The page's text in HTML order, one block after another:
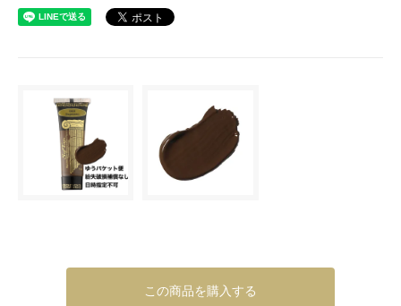
この商品を購入する